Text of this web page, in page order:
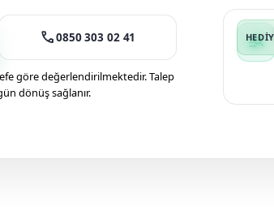
call0850 303 02 41
göre değerlendirilmektedir. Talep
dönüş sağlanır.
manage_search